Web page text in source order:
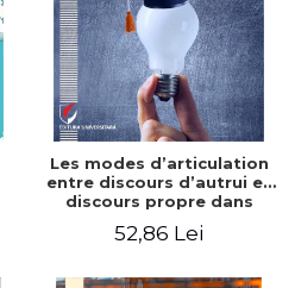
Les modes d’articulation
entre discours d’autrui et
discours propre dans
master
52,86 Lei